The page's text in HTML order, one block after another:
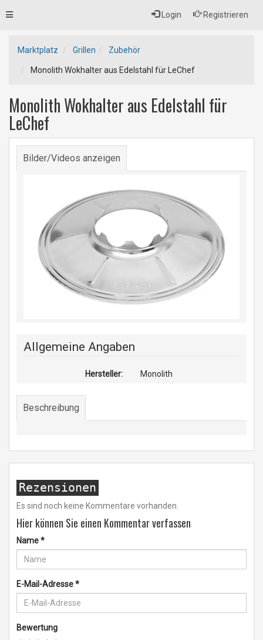
Login Registrieren
Toggle
Marktplatz Grillen Zubehör
Monolith Wokhalter aus Edelstahl für LeChef
Monolith Wokhalter aus Edelstahl für
LeChef
Bilder/Videos anzeigen
Allgemeine Angaben
Hersteller: Monolith
Beschreibung
Rezensionen
Es sind noch keine Kommentare vorhanden.
Hier können Sie einen Kommentar verfassen
Name*
E-Mail-Adresse*
Bewertung